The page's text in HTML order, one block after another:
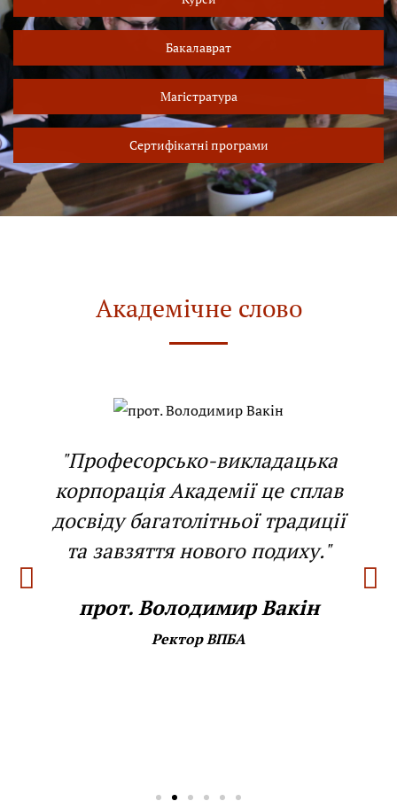
Бакалаврат
Магістратура
Сертифікатні програми
Академічне слово
"Професорсько-викладацька
корпорація Академії це сплав
досвіду багатолітньої традиції
та завзяття нового подиху."
прот. Володимир Вакін
Ректор ВПБА